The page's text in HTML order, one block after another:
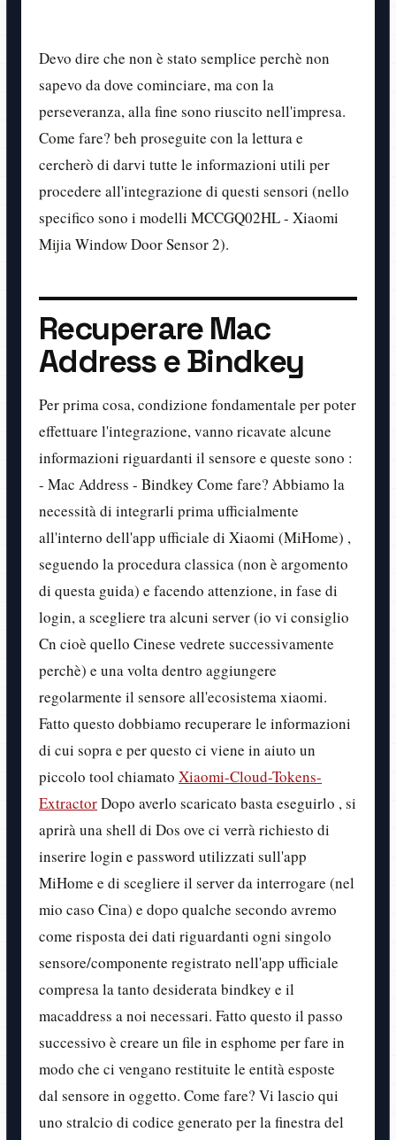
Devo dire che non è stato semplice perchè non
sapevo da dove cominciare, ma con la
perseveranza, alla fine sono riuscito nell'impresa.
Come fare? beh proseguite con la lettura e
cercherò di darvi tutte le informazioni utili per
procedere all'integrazione di questi sensori (nello
specifico sono i modelli MCCGQ02HL - Xiaomi
Mijia Window Door Sensor 2).
Recuperare Mac
Address e Bindkey
Per prima cosa, condizione fondamentale per poter
effettuare l'integrazione, vanno ricavate alcune
informazioni riguardanti il sensore e queste sono :
- Mac Address - Bindkey Come fare? Abbiamo la
necessità di integrarli prima ufficialmente
all'interno dell'app ufficiale di Xiaomi (MiHome) ,
seguendo la procedura classica (non è argomento
di questa guida) e facendo attenzione, in fase di
login, a scegliere tra alcuni server (io vi consiglio
Cn cioè quello Cinese vedrete successivamente
perchè) e una volta dentro aggiungere
regolarmente il sensore all'ecosistema xiaomi.
Fatto questo dobbiamo recuperare le informazioni
di cui sopra e per questo ci viene in aiuto un
piccolo tool chiamato Xiaomi-Cloud-Tokens-
ExtractorDopo averlo scaricato basta eseguirlo , si
aprirà una shell di Dos ove ci verrà richiesto di
inserire login e password utilizzati sull'app
MiHome e di scegliere il server da interrogare (nel
mio caso Cina) e dopo qualche secondo avremo
come risposta dei dati riguardanti ogni singolo
sensore/componente registrato nell'app ufficiale
compresa la tanto desiderata bindkey e il
macaddress a noi necessari. Fatto questo il passo
successivo è creare un file in esphome per fare in
modo che ci vengano restituite le entità esposte
dal sensore in oggetto. Come fare? Vi lascio qui
uno stralcio di codice generato per la finestra del